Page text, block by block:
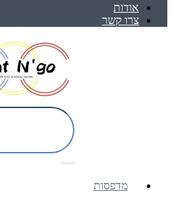
אודות
צרו קשר
מדפסות